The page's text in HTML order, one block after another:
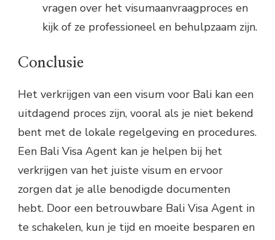
vragen over het visumaanvraagproces en
kijk of ze professioneel en behulpzaam zijn.
Conclusie
Het verkrijgen van een visum voor Bali kan een
uitdagend proces zijn, vooral als je niet bekend
bent met de lokale regelgeving en procedures.
Een Bali Visa Agent kan je helpen bij het
verkrijgen van het juiste visum en ervoor
zorgen dat je alle benodigde documenten
hebt. Door een betrouwbare Bali Visa Agent in
te schakelen, kun je tijd en moeite besparen en